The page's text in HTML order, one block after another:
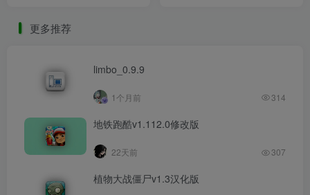
更多推荐
limbo_0.9.9
1个月前 314
地铁跑酷v1.112.0修改版
22天前 307
植物大战僵尸v1.3汉化版